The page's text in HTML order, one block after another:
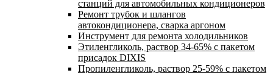
станций для автомобильных кондиционеров
Ремонт трубок и шлангов
автокондиционера, сварка аргоном
Инструмент для ремонта холодильников
Этиленгликоль, раствор 34-65% с пакетом
присадок DIXIS
Пропиленгликоль, раствор 25-59% с пакетом